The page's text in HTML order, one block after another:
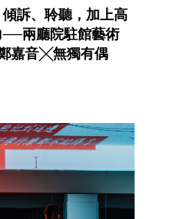
訴、聆聽，加上高
兩廳院駐館藝術
嘉音╳無獨有偶